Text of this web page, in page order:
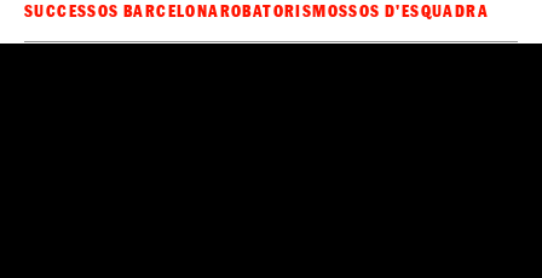
SUCCESSOS BARCELONAROBATORISMOSSOS D'ESQUADRA